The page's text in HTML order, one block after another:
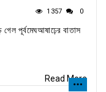
1357 0
পূর্বমেঘআষাঢ়ের বাতাস
Read More